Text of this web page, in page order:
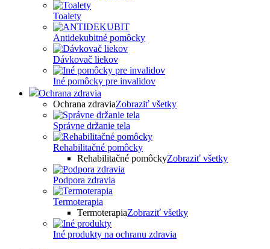
Toalety
Antidekubitné pomôcky
Dávkovač liekov
Iné pomôcky pre invalidov
Ochrana zdravia
Ochrana zdraviaZobraziť všetky
Správne držanie tela
Rehabilitačné pomôcky
Rehabilitačné pomôckyZobraziť všetky
Podpora zdravia
Termoterapia
TermoterapiaZobraziť všetky
Iné produkty na ochranu zdravia